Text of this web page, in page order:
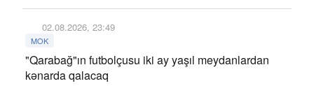
02.08.2026, 23:49
MOK
"Qarabağ"ın futbolçusu iki ay yaşıl meydanlardan
kənarda qalacaq